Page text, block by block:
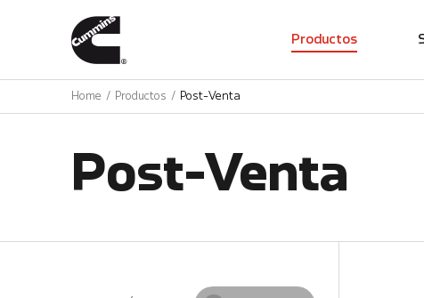
Productos
Home Productos Post-Venta
Post-Venta